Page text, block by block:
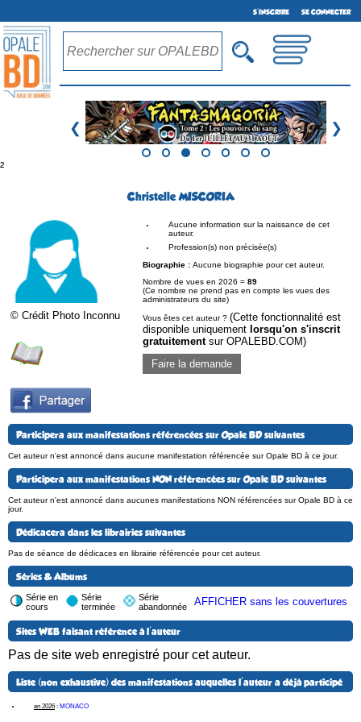
S'INSCRIRE SE CONNECTER
❮ ❯
²
Christelle MISCORIA
© Crédit Photo Inconnu
Aucune information sur la naissance de cet
auteur.
Profession(s) non précisée(s)
Biographie : Aucune biographie pour cet auteur.
Nombre de vues en 2026 = 89
(Ce nombre ne prend pas en compte les vues des
administrateurs du site)
Vous êtes cet auteur ? (Cette fonctionnalité est
disponible uniquement lorsqu'on s'inscrit
gratuitementsur OPALEBD.COM)
Faire la demande
Participera aux manifestations référencées sur Opale BD suivantes
Cet auteur n'est annoncé dans aucune manifestation référencée sur Opale BD à ce jour.
Participera aux manifestations NON référencées sur Opale BD suivantes
Cet auteur n'est annoncé dans aucunes manifestations NON référencées sur Opale BD à ce
jour.
Dédicacera dans les librairies suivantes
Pas de séance de dédicaces en librairie référencée pour cet auteur.
Séries & Albums
Série en
cours
Série
terminée
Série
abandonnée
AFFICHER sans les couvertures
Sites WEB faisant référence à l'auteur
Pas de site web enregistré pour cet auteur.
Liste (non exhaustive) des manifestations auquelles l'auteur a déjà participé
en 2026 : MONACO